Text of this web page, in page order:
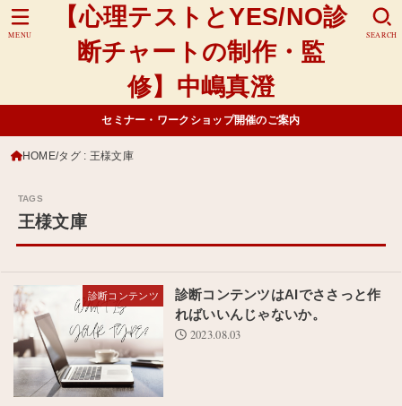
【心理テストとYES/NO診
断チャートの制作・監
修】中嶋真澄
SEARCH
MENU
セミナー・ワークショップ開催のご案内
HOME タグ : 王様文庫
王様文庫
診断コンテンツ
診断コンテンツはAIでささっと作
ればいいんじゃないか。
2023.08.03